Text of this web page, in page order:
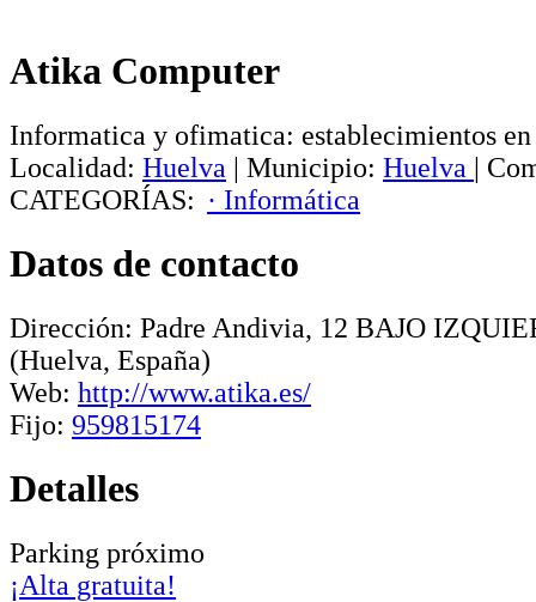
Atika Computer
Informatica y ofimatica: establecimientos
Localidad: Huelva | Municipio: Huelva |
CATEGORÍAS: · Informática
Datos de contacto
Dirección: Padre Andivia, 12 BAJO
(Huelva, España)
Web: http://www.atika.es/
Fijo: 959815174
Detalles
Parking próximo
¡Alta gratuita!